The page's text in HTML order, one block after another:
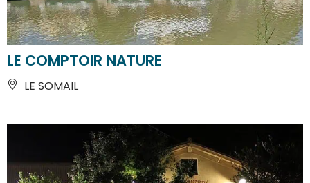
LE COMPTOIR NATURE
LE SOMAIL